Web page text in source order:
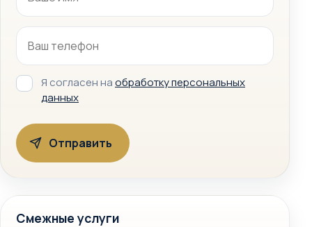
Я согласен наобработку персональных
данных
Смежные услуги